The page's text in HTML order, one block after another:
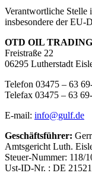
Verantwortliche Stelle
insbesondere der EU-
OTD OIL
Freistraße 22
06295 Lutherstadt
Telefon 03475 – 63
Telefax 03475 – 63
E-mail: info@gulf.de
Geschäftsführer:
Amtsgericht Luth.
Steuer-Nummer: 118/
Ust-ID-Nr. : DE